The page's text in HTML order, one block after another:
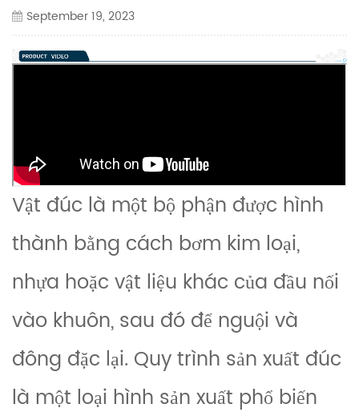
September 19, 2023
Vật đúc là một bộ phận được hình
thành bằng cách bơm kim loại,
nhựa hoặc vật liệu khác của đầu nối
vào khuôn, sau đó để nguội và
đông đặc lại. Quy trình sản xuất đúc
là một loại hình sản xuất phổ biến